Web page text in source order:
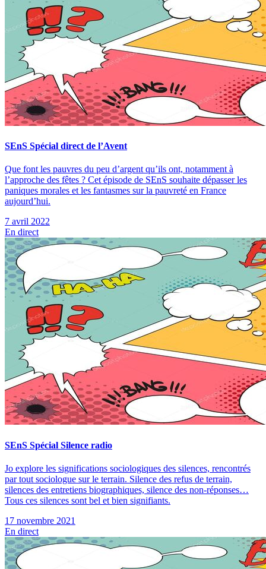
SEnS Spécial direct de l’Avent
Que font les pauvres du peu d’argent qu’ils ont, notamment à
l’approche des fêtes ? Cet épisode de SEnS souhaite dépasser les
paniques morales et les fantasmes sur la pauvreté en France
aujourd’hui.
7 avril 2022
En direct
SEnS Spécial Silence radio
Jo explore les significations sociologiques des silences, rencontrés
par tout sociologue sur le terrain. Silence des refus de terrain,
silences des entretiens biographiques, silence des non-réponses…
Tous ces silences sont bel et bien signifiants.
17 novembre 2021
En direct